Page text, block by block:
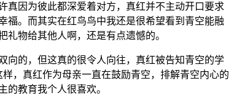
真因为彼此都深爱着对方，真红并不主动开口要求
福。而其实在红鸟鸟中我还是很希望看到青空能融
物给其他人啊，还是有点遗憾的。
的，但这真的很令人向往，真红被告知青空的学
，真红作为母亲一直在鼓励青空，排解青空内心的
教育我个人很喜欢。